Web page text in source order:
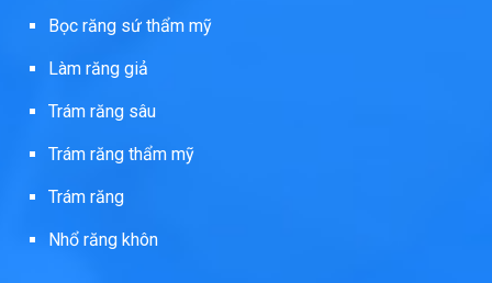
Bọc răng sứ thẩm mỹ
Làm răng giả
Trám răng sâu
Trám răng thẩm mỹ
Trám răng
Nhổ răng khôn